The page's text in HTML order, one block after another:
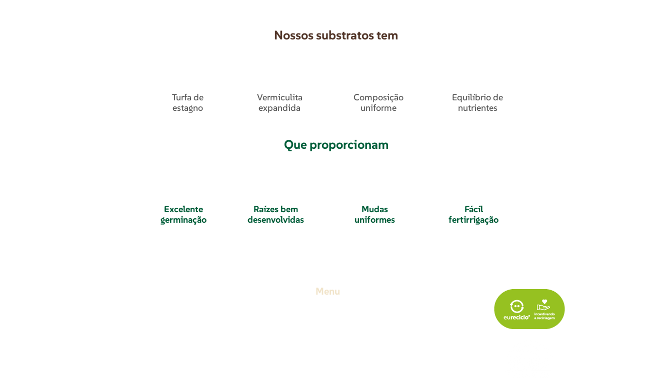
Nossos substratos tem
Turfa de
estagno
Vermiculita
expandida
Composição
uniforme
Equilíbrio de
nutrientes
Que proporcionam
Excelente
germinação
Raízes bem
desenvolvidas
Mudas
uniformes
Fácil
fertirrigação
Menu